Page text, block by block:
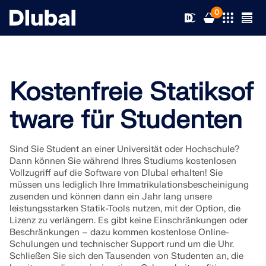
0
Lösungen
Branchen
Anwendungsbereiche
Normen
Online-Dienste
Produkte
RFEM 6
Die einzige FEA-Software, die Sie für Ihre Projekte
brauchen
Weitere Infos
Support
Support
Schulungen
Service
News
Neuigkeiten
Schulungen
Ressourcen
Vollversion herunterladen
Bildung
Kostenfreie Statiksof
tware für Studenten
Sind Sie Student an einer Universität oder Hochschule?
Dann können Sie während Ihres Studiums kostenlosen
Vollzugriff auf die Software von Dlubal erhalten! Sie
müssen uns lediglich Ihre Immatrikulationsbescheinigung
zusenden und können dann ein Jahr lang unsere
leistungsstarken Statik-Tools nutzen, mit der Option, die
Lizenz zu verlängern. Es gibt keine Einschränkungen oder
Beschränkungen – dazu kommen kostenlose Online-
Schulungen und technischer Support rund um die Uhr.
Schließen Sie sich den Tausenden von Studenten an, die